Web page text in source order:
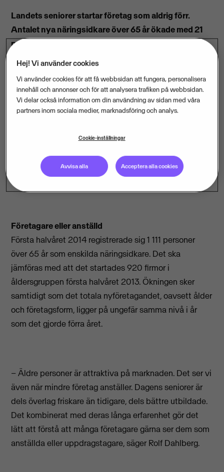
Landets seniorer startar företag som aldrig förr.
Antalet nya näringsidkare över 65 år ökade med 21
procent första halvåret i år. Det visar en färsk
sammanställning från Visma.
– Många både kan och vill jobba när de nått
kompetens gör att egna företag är ett tilltalande
Rolf Dahlberg, vd för Visma Spcs som står bakom
kartläggningen.
Företagare eller anställd
Första halvåret 2014 registrerade sig 1 111 personer
över 65 år som enskilda näringsidkare. Det ska
jämföras med att det startades 920 firmor i
åldersgruppen första halvåret 2013. Ökningen sker
samtidigt som det totala nyföretagandet, oavsett ålder
och företagsform, ligger på ungefär samma nivå i år
som det gjorde förra året.
– Äldre personer är attraktiva på marknaden. Det ser vi
även när mindre företag anställer. Dagens seniorer är
dels överlag friskare än tidigare, dels bättre utbildade.
Det kombinerat med deras långa erfarenhet gör det
lätt att förstå att många företagare gärna ser dem som
anställda eller uppdragstagare, säger Rolf Dahlberg.
Hej! Vi använder cookies
Vi använder cookies för att få webbsidan att fungera, personalisera
innehåll och annonser och för att analysera trafiken på webbsidan.
Vi delar också information om din användning av sidan med våra
partners inom sociala medier, marknadsföring och analys.
Cookie-inställningar
Avvisa alla Acceptera alla cookies